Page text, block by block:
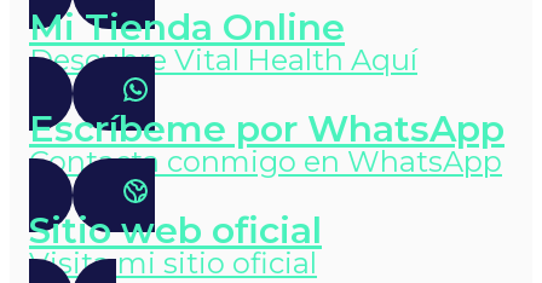
Mi Tienda Online
Descubre Vital Health Aquí
Escríbeme por WhatsApp
Contacta conmigo en WhatsApp
Sitio web oficial
Visita mi sitio oficial